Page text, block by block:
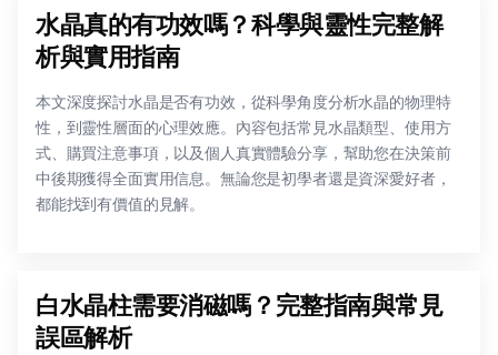
水晶真的有功效嗎？科學與靈性完整解
析與實用指南
本文深度探討水晶是否有功效，從科學角度分析水晶的物理特
性，到靈性層面的心理效應。內容包括常見水晶類型、使用方
式、購買注意事項，以及個人真實體驗分享，幫助您在決策前
中後期獲得全面實用信息。無論您是初學者還是資深愛好者，
都能找到有價值的見解。
白水晶柱需要消磁嗎？完整指南與常見
誤區解析